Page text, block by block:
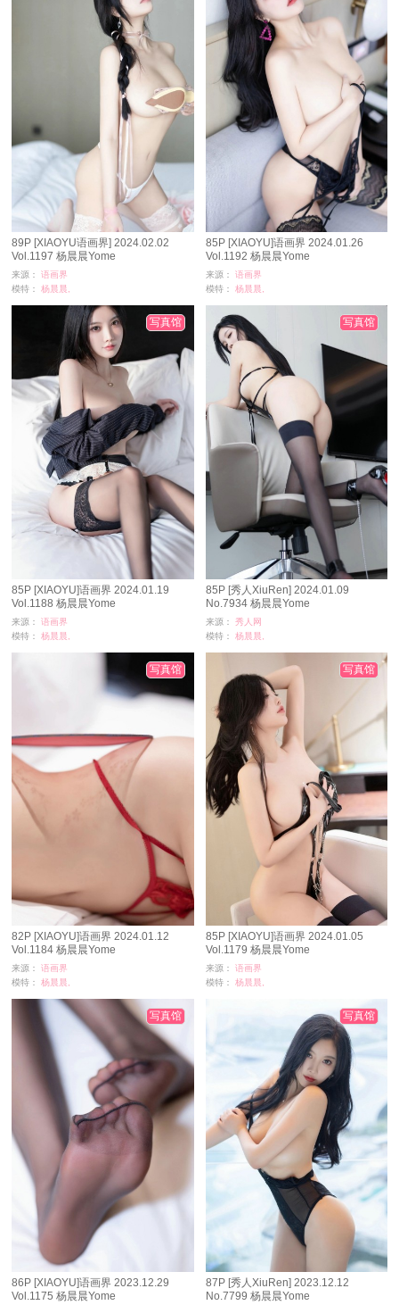
89P [XIAOYU语画界] 2024.02.02
Vol.1197 杨晨晨Yome
来源：
语画界
模特：
杨晨晨,
浏览：14328
85P [XIAOYU]语画界 2024.01.26
Vol.1192 杨晨晨Yome
来源：
语画界
模特：
杨晨晨,
浏览：11167
时间：08-07
85P [XIAOYU]语画界 2024.01.19
Vol.1188 杨晨晨Yome
来源：
语画界
模特：
杨晨晨,
写真馆
85P [秀人XiuRen] 2024.01.09
No.7934 杨晨晨Yome
来源：
秀人网
模特：
杨晨晨,
写真馆
82P [XIAOYU]语画界 2024.01.12
Vol.1184 杨晨晨Yome
来源：
语画界
模特：
杨晨晨,
06-05
写真馆
85P [XIAOYU]语画界 2024.01.05
Vol.1179 杨晨晨Yome
来源：
语画界
模特：
杨晨晨,
写真馆
86P [XIAOYU]语画界 2023.12.29
Vol.1175 杨晨晨Yome
写真馆
87P [秀人XiuRen] 2023.12.12
No.7799 杨晨晨Yome
写真馆